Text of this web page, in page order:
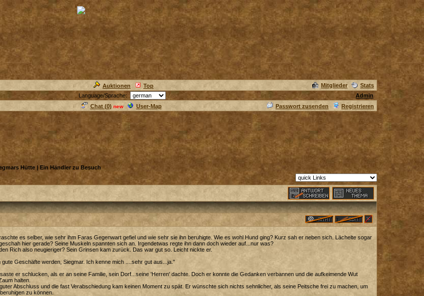
Auktionen Top Mitglieder
Stats
Language/Sprache:
Admin
Chat (0) new User-Map Passwort zusenden Registrieren
Hütte | Ein Händler zu Besuch
es selber, wie sehr ihm Faras Gegenwart gefiel und wie sehr sie ihn beruhigte. Wie es wohl Hund ging? Kurz sah er neben sich. Lächelte sogar
hier gerade? Seine Muskeln spannten sich an. Irgendetwas regte ihn dann doch wieder auf...nur was?
Rich also neugieriger? Sein Grinsen kam zurück. Das war gut so. Leicht nickte er.
gute Geschäfte werden, Siegmar. Ich kenne mich ....sehr gut aus...ja."
er schlucken, als er an seine Familie, sein Dorf...seine 'Herren' dachte. Doch er konnte die Gedanken verbannen und die aufkeimende Wut
halten.
Abschluss und die fast Verabschiedung kam keinen Moment zu spät. Er wünschte sich nichts sehnlicher, als seine Peitsche frei zu machen, um
zu können.